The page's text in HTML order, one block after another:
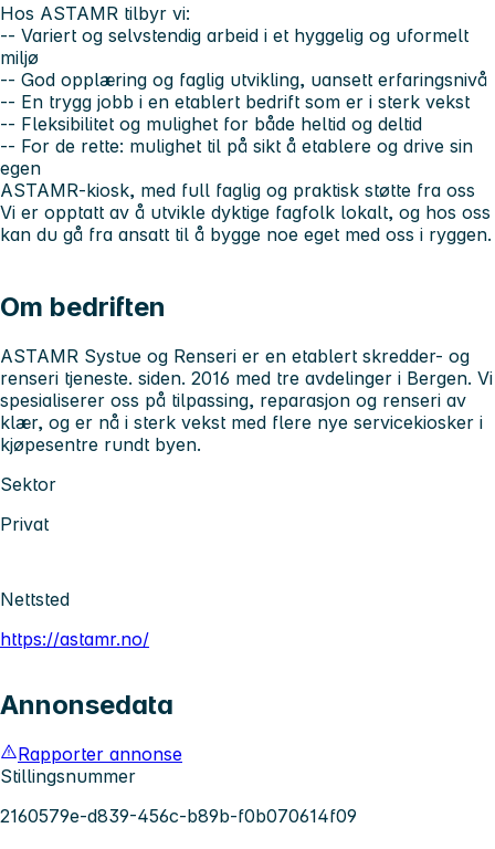
Hos ASTAMR tilbyr vi:
-- Variert og selvstendig arbeid i et hyggelig og uformelt
miljø
-- God opplæring og faglig utvikling, uansett erfaringsnivå
-- En trygg jobb i en etablert bedrift som er i sterk vekst
-- Fleksibilitet og mulighet for både heltid og deltid
-- For de rette: mulighet til på sikt å etablere og drive sin
egen
ASTAMR-kiosk, med full faglig og praktisk støtte fra oss
Vi er opptatt av å utvikle dyktige fagfolk lokalt, og hos oss
kan du gå fra ansatt til å bygge noe eget med oss i ryggen.
Om bedriften
ASTAMR Systue og Renseri er en etablert skredder- og
renseri tjeneste. siden. 2016 med tre avdelinger i Bergen. Vi
spesialiserer oss på tilpassing, reparasjon og renseri av
klær, og er nå i sterk vekst med flere nye servicekiosker i
kjøpesentre rundt byen.
Sektor
Privat
Nettsted
https://astamr.no/
Annonsedata
Rapporter annonse
Stillingsnummer
2160579e-d839-456c-b89b-f0b070614f09